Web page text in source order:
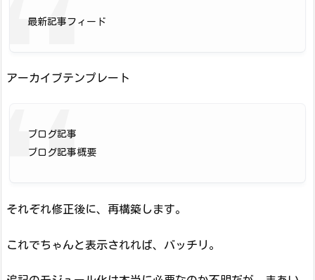
最新記事フィード
アーカイブテンプレート
ブログ記事
ブログ記事概要
それぞれ修正後に、再構築します。
これでちゃんと表示されれば、バッチリ。